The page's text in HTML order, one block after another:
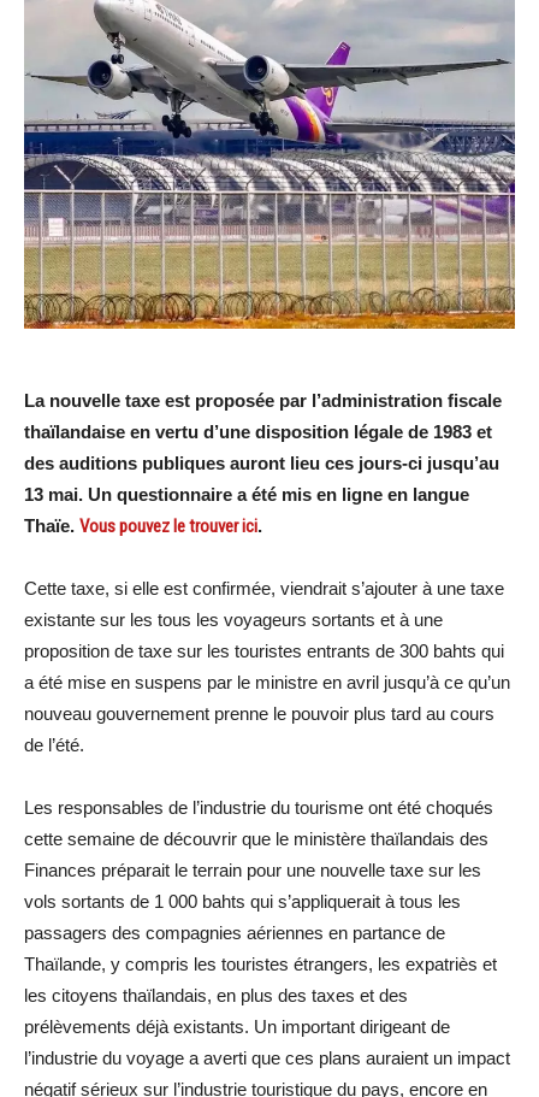
La nouvelle taxe est proposée par l’administration fiscale
thaïlandaise en vertu d’une disposition légale de 1983 et
des auditions publiques auront lieu ces jours-ci jusqu’au
13 mai. Un questionnaire a été mis en ligne en langue
Thaïe. Vous pouvez le trouver ici.
Cette taxe, si elle est confirmée, viendrait s’ajouter à une taxe
existante sur les tous les voyageurs sortants et à une
proposition de taxe sur les touristes entrants de 300 bahts qui
a été mise en suspens par le ministre en avril jusqu’à ce qu’un
nouveau gouvernement prenne le pouvoir plus tard au cours
de l’été.
Les responsables de l’industrie du tourisme ont été choqués
cette semaine de découvrir que le ministère thaïlandais des
Finances préparait le terrain pour une nouvelle taxe sur les
vols sortants de 1 000 bahts qui s’appliquerait à tous les
passagers des compagnies aériennes en partance de
Thaïlande, y compris les touristes étrangers, les expatriès et
les citoyens thaïlandais, en plus des taxes et des
prélèvements déjà existants. Un important dirigeant de
l’industrie du voyage a averti que ces plans auraient un impact
négatif sérieux sur l’industrie touristique du pays, encore en